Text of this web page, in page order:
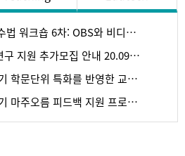
디오 편집기 활용 수업 촬영 및 편집 21.11.11(목) ~ 21.11.12(금)
가모집 안내 20.09.16(수) ~ 21.02.28(일)
반영한 교수 연구 커뮤니티 19.04.19(금) ~ 19.07.31(수)
드백 지원 프로그램 19.04.19(금) ~ 19.06.28(금)